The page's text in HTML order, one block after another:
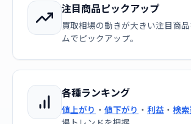
注目商品ピックアップ
買取相場の動きが大きい注目商
ムでピックアップ。
各種ランキング
値上がり ・ 値下がり ・ 利益 ・ 検